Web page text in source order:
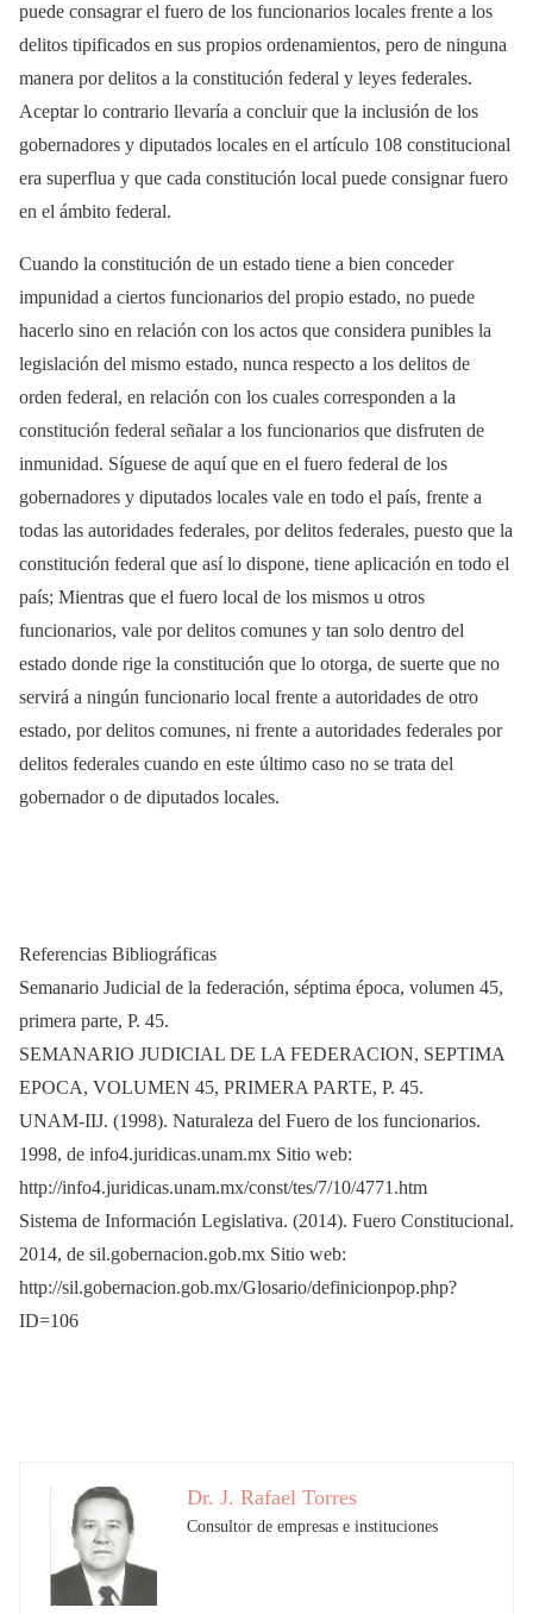
puede consagrar el fuero de los funcionarios locales frente a los
delitos tipificados en sus propios ordenamientos, pero de ninguna
manera por delitos a la constitución federal y leyes federales.
Aceptar lo contrario llevaría a concluir que la inclusión de los
gobernadores y diputados locales en el artículo 108 constitucional
era superflua y que cada constitución local puede consignar fuero
en el ámbito federal.
Cuando la constitución de un estado tiene a bien conceder
impunidad a ciertos funcionarios del propio estado, no puede
hacerlo sino en relación con los actos que considera punibles la
legislación del mismo estado, nunca respecto a los delitos de
orden federal, en relación con los cuales corresponden a la
constitución federal señalar a los funcionarios que disfruten de
inmunidad. Síguese de aquí que en el fuero federal de los
gobernadores y diputados locales vale en todo el país, frente a
todas las autoridades federales, por delitos federales, puesto que la
constitución federal que así lo dispone, tiene aplicación en todo el
país; Mientras que el fuero local de los mismos u otros
funcionarios, vale por delitos comunes y tan solo dentro del
estado donde rige la constitución que lo otorga, de suerte que no
servirá a ningún funcionario local frente a autoridades de otro
estado, por delitos comunes, ni frente a autoridades federales por
delitos federales cuando en este último caso no se trata del
gobernador o de diputados locales.
Referencias Bibliográficas
Semanario Judicial de la federación, séptima época, volumen 45,
primera parte, P. 45.
SEMANARIO JUDICIAL DE LA FEDERACION, SEPTIMA
EPOCA, VOLUMEN 45, PRIMERA PARTE, P. 45.
UNAM-IIJ. (1998). Naturaleza del Fuero de los funcionarios.
1998, de info4.juridicas.unam.mx Sitio web:
http://info4.juridicas.unam.mx/const/tes/7/10/4771.htm
Sistema de Información Legislativa. (2014). Fuero Constitucional.
2014, de sil.gobernacion.gob.mx Sitio web:
http://sil.gobernacion.gob.mx/Glosario/definicionpop.php?
ID=106
Dr. J. Rafael Torres
Consultor de empresas e instituciones